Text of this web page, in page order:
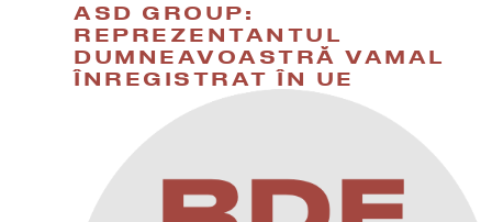
ASD GROUP:
REPREZENTANTUL
DUMNEAVOASTRĂ VAMAL
ÎNREGISTRAT ÎN UE